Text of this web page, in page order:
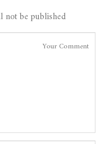
be published.